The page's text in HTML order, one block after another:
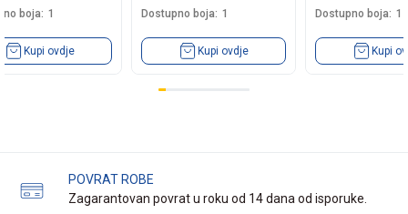
boja: 1
Kupi ovdje
Dostupno boja: 1
Kupi ovdje
Dostupno boja: 1
Kupi
POVRAT ROBE
Zagarantovan povrat u roku od 14 dana od isporuke.